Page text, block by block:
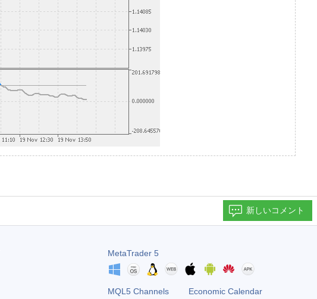
新しいコメント
MetaTrader 5
MQL5 Channels Economic Calendar